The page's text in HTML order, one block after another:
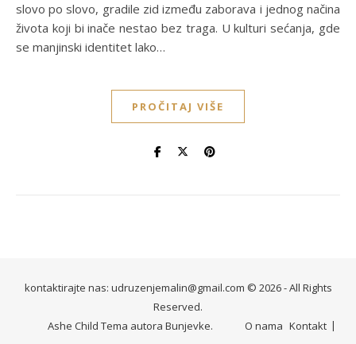
slovo po slovo, gradile zid između zaborava i jednog načina
života koji bi inače nestao bez traga. U kulturi sećanja, gde
se manjinski identitet lako…
PROČITAJ VIŠE
kontaktirajte nas: udruzenjemalin@gmail.com © 2026 - All Rights
Reserved.
O nama Kontakt
Ashe Child Tema autora Bunjevke.